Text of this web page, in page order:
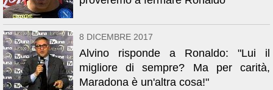
8 DICEMBRE 2017
Alvino risponde a Ronaldo: "Lui il
migliore di sempre? Ma per carità,
Maradona è un'altra cosa!"